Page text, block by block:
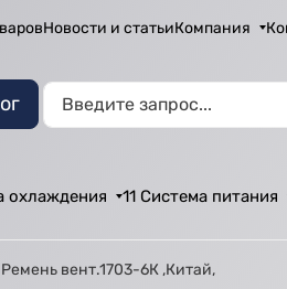
Новости и статьиКомпания
охлаждения 11 Система питания
Ремень вент.1703-6К ,Китай,